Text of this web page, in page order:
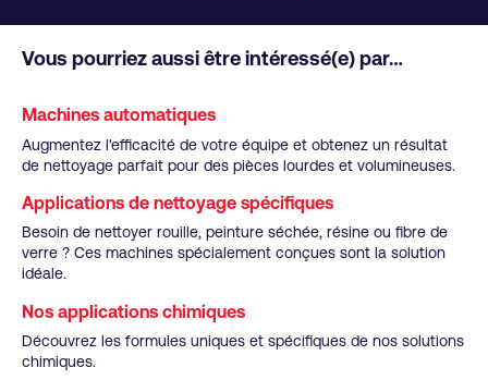
Vous pourriez aussi être intéressé(e) par…
Machines automatiques
Augmentez l'efficacité de votre équipe et obtenez un résultat
de nettoyage parfait pour des pièces lourdes et volumineuses.
Applications de nettoyage spécifiques
Besoin de nettoyer rouille, peinture séchée, résine ou fibre de
verre ? Ces machines spécialement conçues sont la solution
idéale.
Nos applications chimiques
Découvrez les formules uniques et spécifiques de nos solutions
chimiques.